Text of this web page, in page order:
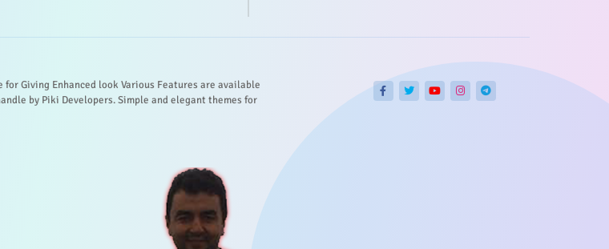
for Giving Enhanced look Various Features are available
by Piki Developers. Simple and elegant themes for